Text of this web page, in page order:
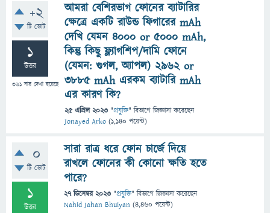
+2
টি ভোট
1
উত্তর
361 বার দেখা হয়েছে
আমরা বেশিরভাগ ফোনের ব্যাটারির
ক্ষেত্রে একটি রাউন্ড ফিগারের mAh
দেখি যেমন ৪০০০ or ৫০০০ mAh,
কিন্তু কিছু ফ্ল্যাগশিপ/দামি ফোনে
(যেমন: গুগল, অ্যাপল) 2962 or
৩৮৮৫ mAh এরকম ব্যাটারি mAh
এর কারণ কি?
25 এপ্রিল 2023 "প্রযুক্তি" বিভাগে জিজ্ঞাসাকরেছেন
Jonayed Arko (1,140 পয়েন্ট)
0
টি ভোট
1
উত্তর
সারা রাত্র ধরে ফোন চার্জে দিয়ে
রাখলে ফোনের কী কোনো ক্ষতি হতে
পারে?
27 ডিসেম্বর 2023 "প্রযুক্তি" বিভাগে জিজ্ঞাসাকরেছেন
Nahid Jahan Bhuiyan (4,460 পয়েন্ট)